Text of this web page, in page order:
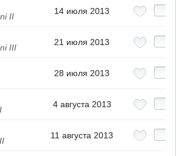
II
14 июля 2013
III
21 июля 2013
28 июля 2013
4 августа 2013
11 августа 2013